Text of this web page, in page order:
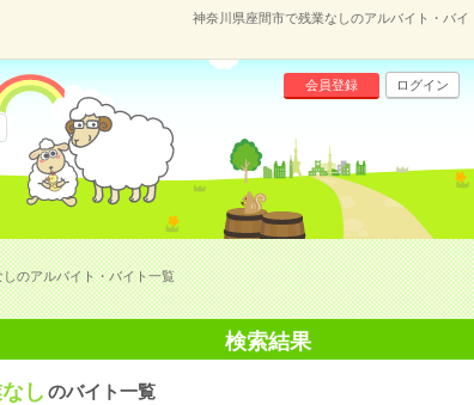
神奈川県座間市で残業なしのアルバイト・バ
会員登録 ログイン
のアルバイト・バイト一覧
検索結果
し のバイト一覧